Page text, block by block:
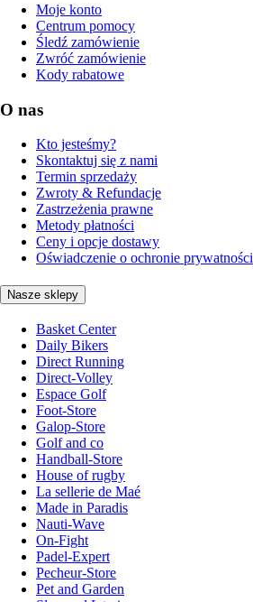
Moje konto
Centrum pomocy
Śledź zamówienie
Zwróć zamówienie
Kody rabatowe
O nas
Kto jesteśmy?
Skontaktuj się z nami
Termin sprzedaży
Zwroty & Refundacje
Zastrzeżenia prawne
Metody płatności
Ceny i opcje dostawy
Oświadczenie o ochronie prywatności
Nasze sklepy
Basket Center
Daily Bikers
Direct Running
Direct-Volley
Espace Golf
Foot-Store
Galop-Store
Golf and co
Handball-Store
House of rugby
La sellerie de Maé
Made in Paradis
Nauti-Wave
On-Fight
Padel-Expert
Pecheur-Store
Pet and Garden